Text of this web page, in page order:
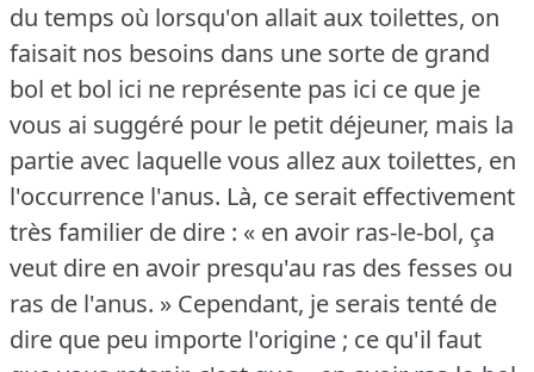
du temps où lorsqu'on allait aux toilettes, on
faisait nos besoins dans une sorte de grand
bol et bol ici ne représente pas ici ce que je
vous ai suggéré pour le petit déjeuner, mais la
partie avec laquelle vous allez aux toilettes, en
l'occurrence l'anus. Là, ce serait effectivement
très familier de dire : « en avoir ras-le-bol, ça
veut dire en avoir presqu'au ras des fesses ou
ras de l'anus. » Cependant, je serais tenté de
dire que peu importe l'origine ; ce qu'il faut